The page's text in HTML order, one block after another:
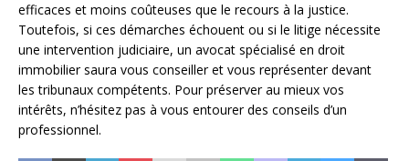
efficaces et moins coûteuses que le recours à la justice.
Toutefois, si ces démarches échouent ou si le litige nécessite
une intervention judiciaire, un avocat spécialisé en droit
immobilier saura vous conseiller et vous représenter devant
les tribunaux compétents. Pour préserver au mieux vos
intérêts, n’hésitez pas à vous entourer des conseils d’un
professionnel.